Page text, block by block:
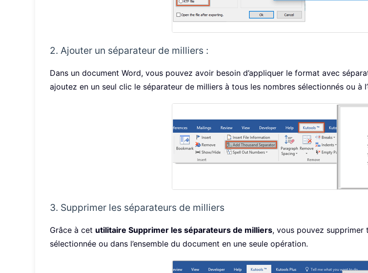
2. Ajouter un séparateur de milliers :
Dans un document Word, vous pouvez avoir besoin d’appliquer le format avec
ajoutez en un seul clic le séparateur de milliers à tous les nombres sélectionnés ou à
3. Supprimer les séparateurs de milliers
Grâce à cet utilitaire Supprimer les séparateurs de milliers, vous pouvez supprimer
sélectionnée ou dans l’ensemble du document en une seule opération.